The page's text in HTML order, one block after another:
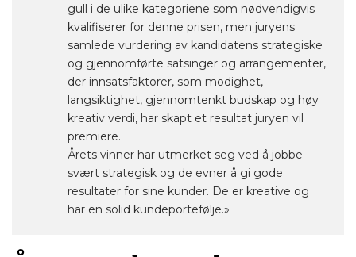
gull i de ulike kategoriene som nødvendigvis
kvalifiserer for denne prisen, men juryens
samlede vurdering av kandidatens strategiske
og gjennomførte satsinger og arrangementer,
der innsatsfaktorer, som modighet,
langsiktighet, gjennomtenkt budskap og høy
kreativ verdi, har skapt et resultat juryen vil
premiere.
Årets vinner har utmerket seg ved å jobbe
svært strategisk og de evner å gi gode
resultater for sine kunder. De er kreative og
har en solid kundeportefølje.»